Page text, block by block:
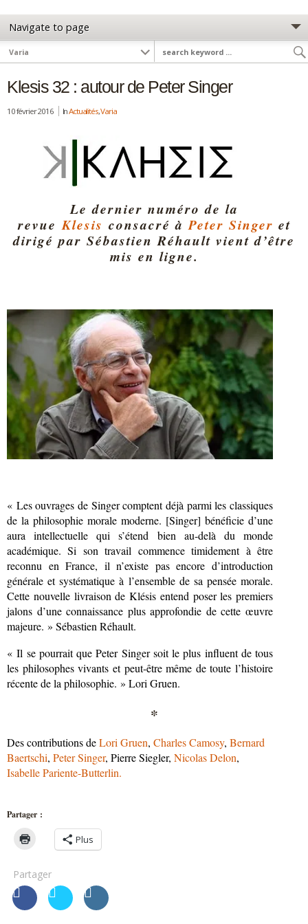
Klesis 32 : autour de Peter Singer
10 février 2016 InActualités,Varia
Le dernier numéro de la
revueKlesis consacré àPeter Singer et
dirigé par Sébastien Réhault vient d’être
mis en ligne.
« Les ouvrages de Singer comptent déjà parmi les classiques
de la philosophie morale moderne. [Singer] bénéficie d’une
aura intellectuelle qui s’étend bien au-delà du monde
académique. Si son travail commence timidement à être
reconnu en France, il n’existe pas encore d’introduction
générale et systématique à l’ensemble de sa pensée morale.
Cette nouvelle livraison de Klésis entend poser les premiers
jalons d’une connaissance plus approfondie de cette œuvre
majeure. » Sébastien Réhault.
« Il se pourrait que Peter Singer soit le plus influent de tous
les philosophes vivants et peut-être même de toute l’histoire
récente de la philosophie. » Lori Gruen.
*
Des contributions deLori Gruen, Charles Camosy, Bernard
Baertschi, Peter Singer, Pierre Siegler, Nicolas Delon,
Isabelle Pariente-Butterlin.
Partager :
Plus
Partager